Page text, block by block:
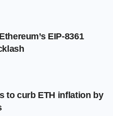
EIP-8361
to curb ETH inflation by